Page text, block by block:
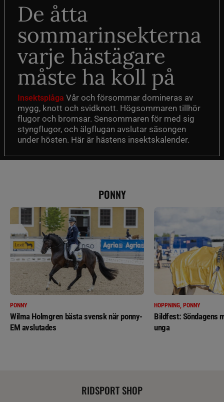
De åtta
sommarinsekterna
varje hästägare
måste ha koll på
Insektsplåga Vår och försommar domineras av
mygg, knott och svidknott. Högsommaren tillhör
flugor och bromsar. Sensommaren för med sig
styngflugor, och älgflugan avslutar säsongen
under hösten. Här är hästens insektskalender.
PONNY
PONNY
Wilma Holmgren bästa svensk när ponny-
EM avslutades
HOPPNING, PONNY
Bildfest: Söndagens
unga
RIDSPORT SHOP